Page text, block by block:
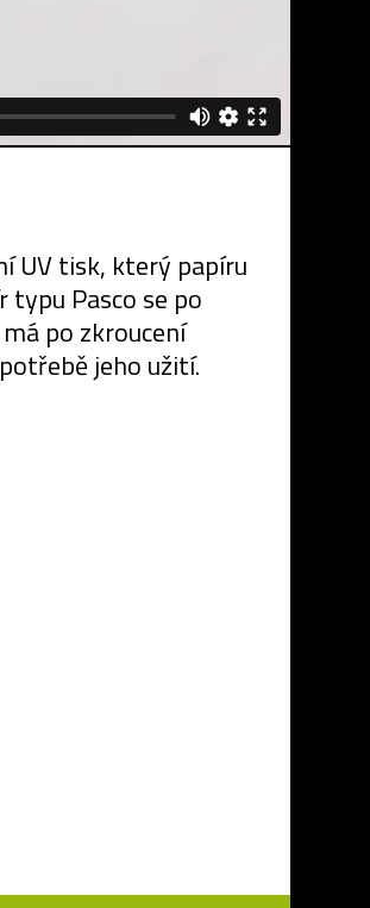
UV tisk, který papíru
Pasco se po
po zkroucení
jeho užití.